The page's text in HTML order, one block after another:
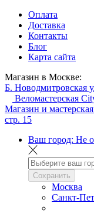
Оплата
Доставка
Контакты
Блог
Карта сайта
Магазин в Москве:
Б. Новодмитровская
Веломастерская
Магазин и
стр. 15
Ваш город: Не
Сохранить
Москва
Санкт-